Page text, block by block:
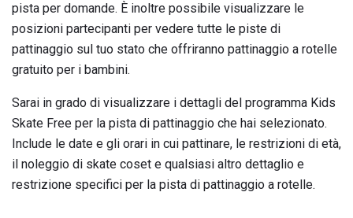
pista per domande. È inoltre possibile visualizzare le
posizioni partecipanti per vedere tutte le piste di
pattinaggio sul tuo stato che offriranno pattinaggio a rotelle
gratuito per i bambini.
Sarai in grado di visualizzare i dettagli del programma Kids
Skate Free per la pista di pattinaggio che hai selezionato.
Include le date e gli orari in cui pattinare, le restrizioni di età,
il noleggio di skate coset e qualsiasi altro dettaglio e
restrizione specifici per la pista di pattinaggio a rotelle.